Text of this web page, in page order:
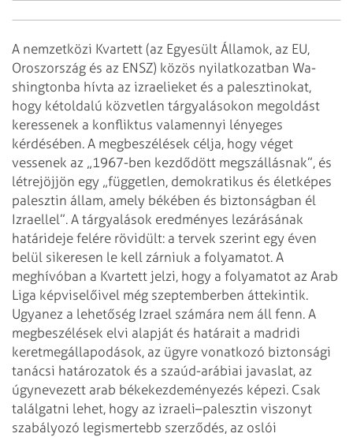
A nemzetközi Kvartett (az Egyesült Államok, az EU,
Oroszország és az ENSZ) közös nyilatkozatban Wa­-
shingtonba hívta az izraelieket és a palesztinokat,
hogy kétoldalú közvetlen tárgyalásokon megoldást
keressenek a konfliktus valamennyi lényeges
kérdésében. A megbeszélések célja, hogy véget
vessenek az „1967-ben kezdődött megszállásnak”, és
létrejöjjön egy „független, demokratikus és életképes
palesztin állam, amely békében és biztonságban él
Izraellel”. A tárgyalások eredményes lezárásának
határideje felére rövidült: a tervek szerint egy éven
belül sikeresen le kell zárniuk a folyamatot. A
meghívóban a Kvartett jelzi, hogy a folyamatot az Arab
Liga képviselőivel még szeptemberben áttekintik.
Ugyanez a lehetőség Izrael számára nem áll fenn. A
megbeszélések elvi alapját és határait a madridi
keretmegállapodások, az ügyre vonatkozó biztonsági
tanácsi határozatok és a szaúd-arábiai javaslat, az
úgynevezett arab békekezdeményezés képezi. Csak
találgatni lehet, hogy az izraeli–palesztin viszonyt
szabályozó legismertebb szerződés, az oslói